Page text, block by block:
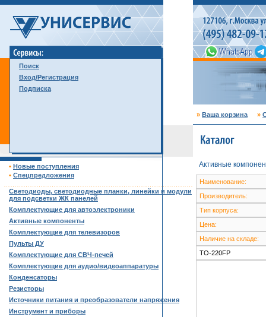
Поиск
Вход/Регистрация
Подписка
» Ваша корзина »
• Новые поступления
• Спецпредложения
Светодиоды, светодиодные планки, линейки и модули
для подсветки ЖК панелей
Комплектующие для автоэлектроники
Активные компоненты
Комплектующие для телевизоров
Пульты ДУ
Комплектующие для СВЧ-печей
Комплектующие для аудио/видеоаппаратуры
Конденсаторы
Резисторы
Источники питания и преобразователи напряжения
Инструмент и приборы
Активные
Наименование:
Производитель:
Тип корпуса:
Цена:
Наличие на складе:
TO-220FP